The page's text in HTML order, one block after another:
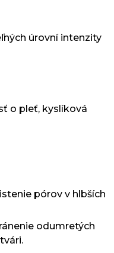
úrovní intenzity
o pleť, kyslíková
pórov v hlbších
odumretých